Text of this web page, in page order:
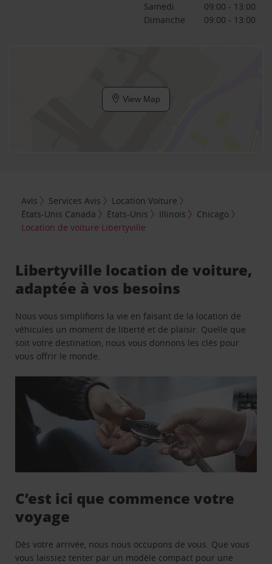
Samedi
09:00 - 13:00
Dimanche
09:00 - 13:00
View Map
Avis Services Avis
Location Voiture
États-Unis Canada
États-Unis Illinois
Chicago
Location de voiture Libertyville
Libertyville location de voiture,
adaptée à vos besoins
Nous vous simplifions la vie en faisant de la location de
véhicules un moment de liberté et de plaisir. Quelle que
soit votre destination, nous vous donnons les clés pour
vous offrir le monde.
C’est ici que commence votre
voyage
Dès votre arrivée, nous nous occupons de vous. Que vous
vous laissiez tenter par un modèle compact pour une